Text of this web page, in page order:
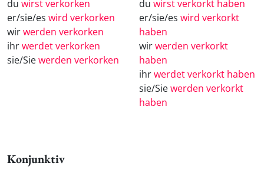
du wirst verkorken
er/sie/es wird verkorken
wirwerden verkorken
ihrwerdet verkorken
sie/Siewerden verkorken
du wirst verkorkt haben
er/sie/es wird verkorkt
haben
wirwerden verkorkt
haben
ihrwerdet verkorkt haben
sie/Siewerden verkorkt
haben
Konjunktiv